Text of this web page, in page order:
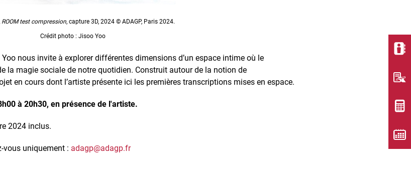
ROOM test compression, capture 3D, 2024 © ADAGP, Paris 2024.
Crédit photo : Jisoo Yoo
Yoo nous invite à explorer différentes dimensions d’un espace intime où le
la magie sociale de notre quotidien. Construit autour de la notion de
en cours dont l’artiste présente ici les premières transcriptions mises en espace.
à 20h30, en présence de l'artiste.
2024 inclus.
vous uniquement : adagp@adagp.fr